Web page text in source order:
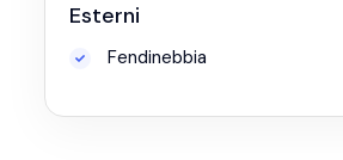
Esterni
Fendinebbia